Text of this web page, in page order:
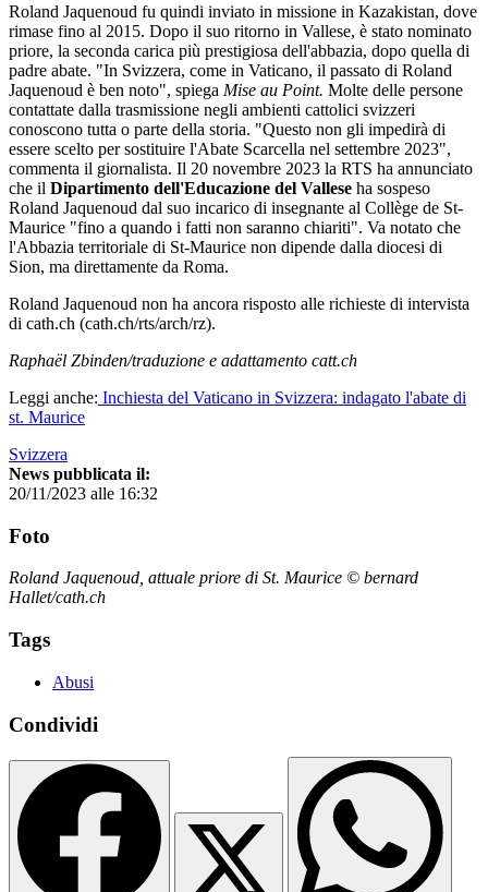
Roland Jaquenoud fu quindi inviato in missione in Kazakistan, dove
rimase fino al 2015. Dopo il suo ritorno in Vallese, è stato nominato
priore, la seconda carica più prestigiosa dell'abbazia, dopo quella di
padre abate. "In Svizzera, come in Vaticano, il passato di Roland
Jaquenoud è ben noto", spiega Mise au Point. Molte delle persone
contattate dalla trasmissione negli ambienti cattolici svizzeri
conoscono tutta o parte della storia. "Questo non gli impedirà di
essere scelto per sostituire l'Abate Scarcella nel settembre 2023",
commenta il giornalista. Il 20 novembre 2023 la RTS ha annunciato
che il Dipartimento dell'Educazione del Vallese ha sospeso
Roland Jaquenoud dal suo incarico di insegnante al Collège de St-
Maurice "fino a quando i fatti non saranno chiariti". Va notato che
l'Abbazia territoriale di St-Maurice non dipende dalla diocesi di
Sion, ma direttamente da Roma.
Roland Jaquenoud non ha ancora risposto alle richieste di intervista
di cath.ch (cath.ch/rts/arch/rz).
Raphaël Zbinden/traduzione e adattamento catt.ch
Leggi anche: Inchiesta del Vaticano in Svizzera: indagato l'abate di
st. Maurice
Svizzera
News pubblicata il:
20/11/2023 alle 16:32
Foto
Roland Jaquenoud, attuale priore di St. Maurice © bernard
Hallet/cath.ch
Tags
Abusi
Condividi